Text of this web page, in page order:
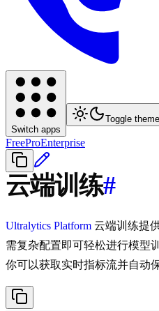
Switch apps
Toggle theme
FreeProEnterprise
云端训练#
Ultralytics Platform 云端训练提
需复杂配置即可轻松进行模型
你可以获取实时指标流并自动